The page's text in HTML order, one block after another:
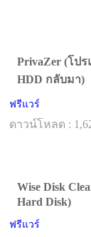
PrivaZer (โป
HDD กลับมา)
ฟรีแวร์
ดาวน์โหลด :
Wise Disk
Hard Disk)
ฟรีแวร์